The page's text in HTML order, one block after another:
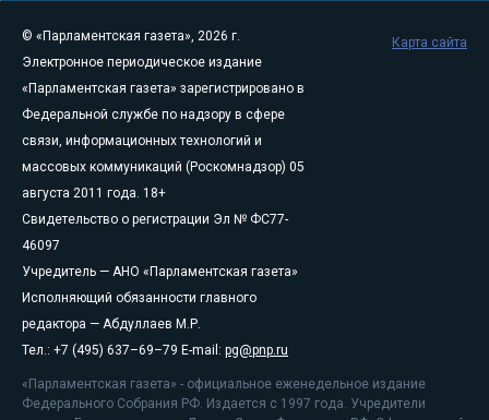
© «Парламентская газета», 2026 г.
Электронное периодическое издание
«Парламентская газета» зарегистрировано в
Федеральной службе по надзору в сфере
связи, информационных технологий и
массовых коммуникаций (Роскомнадзор) 05
августа 2011 года. 18+
Свидетельство о регистрации Эл № ФС77-
46097
Учредитель — АНО «Парламентская газета»
Исполняющий обязанности главного
редактора — Абдуллаев М.Р.
Тел.: +7 (495) 637–69–79 E-mail: pg@pnp.ru
«Парламентская газета» - официальное еженедельное издание
Федерального Собрания РФ. Издается с 1997 года. Учредители
Карта сайта